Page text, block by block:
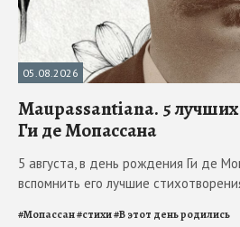
05.08.2026
Maupassantiana. 5
Ги де Мопассана
5 августа, в день рождения Ги де
вспомнить его лучшие
#Мопассан#стихи#В этот день родились